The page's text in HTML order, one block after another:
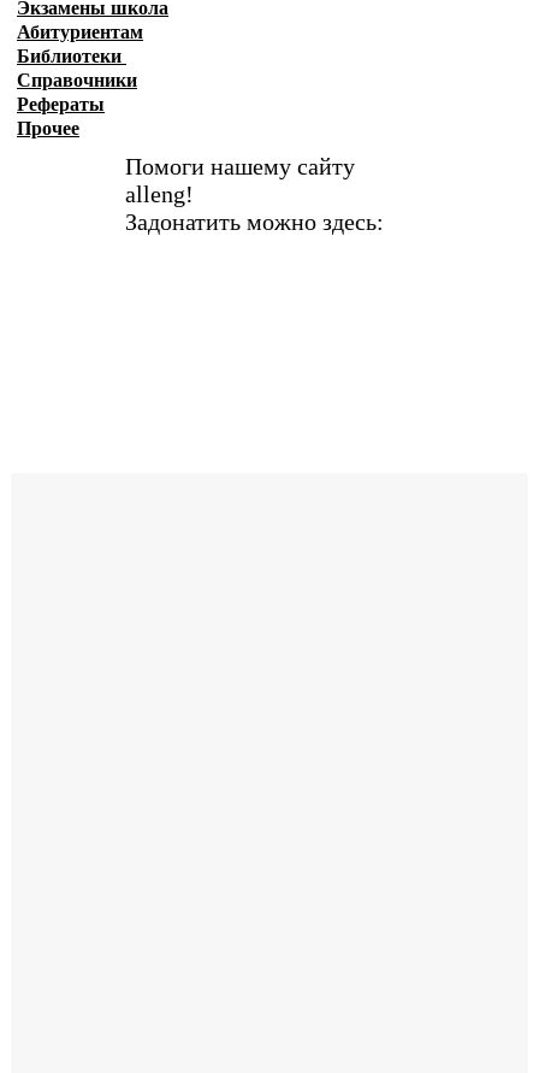
Экзамены школа
Абитуриентам
Библиотеки
Справочники
Рефераты
Прочее
Помоги нашему сайту
alleng!
Задонатить можно здесь: